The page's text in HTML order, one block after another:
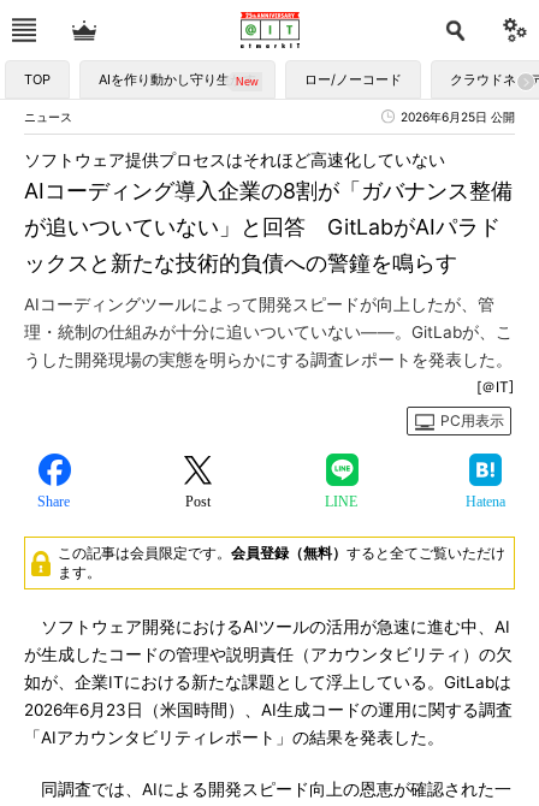
TOP AIを作り動かし守り生かす ロー/ノーコード クラウドネイ
ニュース 2026年6月25日 公開
AIコーディング導入企業の8割が「ガバナンス整備
が追いついていない」と回答 GitLabがAIパラド
ックスと新たな技術的負債への警鐘を鳴らす
ソフトウェア提供プロセスはそれほど高速化していない
AIコーディングツールによって開発スピードが向上したが、管
理・統制の仕組みが十分に追いついていない――。GitLabが、こ
うした開発現場の実態を明らかにする調査レポートを発表した。
[＠IT]
PC用表示
Share Post LINE Hatena
この記事は会員限定です。 会員登録（無料） すると全てご覧いただけ
ます。
ソフトウェア開発におけるAIツールの活用が急速に進む中、AI
が生成したコードの管理や説明責任（アカウンタビリティ）の欠
如が、企業ITにおける新たな課題として浮上している。GitLabは
2026年6月23日（米国時間）、AI生成コードの運用に関する調査
「AIアカウンタビリティレポート」の結果を発表した。
同調査では、AIによる開発スピード向上の恩恵が確認された一